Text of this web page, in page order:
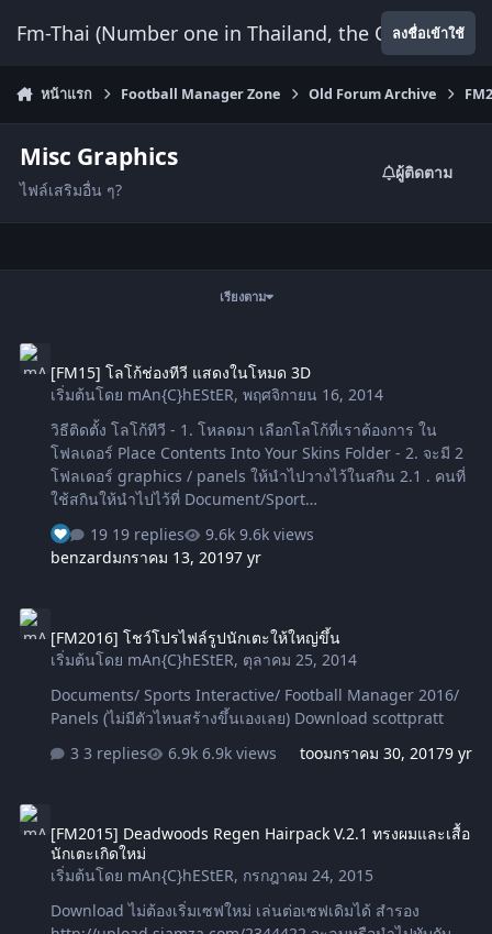
Fm-Thai (Number one in Thailand, the Onlyลงชื่อเข้าใช้
หน้าแรก Football Manager Zone Old Forum Archive
Misc Graphics
ไฟล์เสริมอื่น ๆ?
ผู้ติดตาม
เรียงตาม
[FM15] โลโก้ช่องทีวี แสดงในโหมด 3D
เริ่มต้นโดย mAn{C}hEStER,พฤศจิกายน 16, 2014
วิธีติดตั้ง โลโก้ทีวี - 1. โหลดมา เลือกโลโก้ที่เราต้องการ ใน
โฟลเดอร์ Place Contents Into Your Skins Folder - 2. จะมี 2
โฟลเดอร์ graphics / panels ให้นำไปวางไว้ในสกิน 2.1 . คนที่
ใช้สกินให้นำไปไว้ที่ Document/Sport
Interactive/FM2015/Skins/สกินที่ใช้อยู่/ นำไปทับ 2.2. คนที่ใช้
สกินเดิม ๆของเกมส์ ให้นำไปไว้ที่ Document/Sport
Interactive/FM2015/ นำไปวางได้เลย ทีวีโลโก้ มีให้เลือก
19 replies
9.6k views
benzardมกราคม 13, 20197 yr
[FM2016] โชว์โปรไฟล์รูปนักเตะให้ใหญ่ขึ้น
เริ่มต้นโดย mAn{C}hEStER, ตุลาคม 25, 2014
Documents/ Sports Interactive/ Football Manager 2016/
Panels (ไม่มีตัวไหนสร้างขึ้นเองเลย) Download scottpratt
3 replies
6.9k views tooมกราคม 30, 20179 yr
[FM2015] Deadwoods Regen Hairpack V.2.1 ทรงผมและเสื้อ
นักเตะเกิดใหม่
เริ่มต้นโดย mAn{C}hEStER, กรกฎาคม 24, 2015
Download ไม่ต้องเริ่มเซฟใหม่ เล่นต่อเซฟเดิมได้ สำรอง